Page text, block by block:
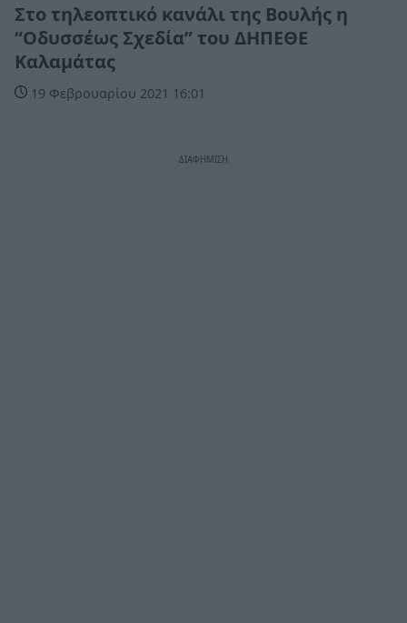
Στο τηλεοπτικό κανάλι της Βουλής η
“Οδυσσέως Σχεδία” του ΔΗΠΕΘΕ
Καλαμάτας
19 Φεβρουαρίου 2021 16:01